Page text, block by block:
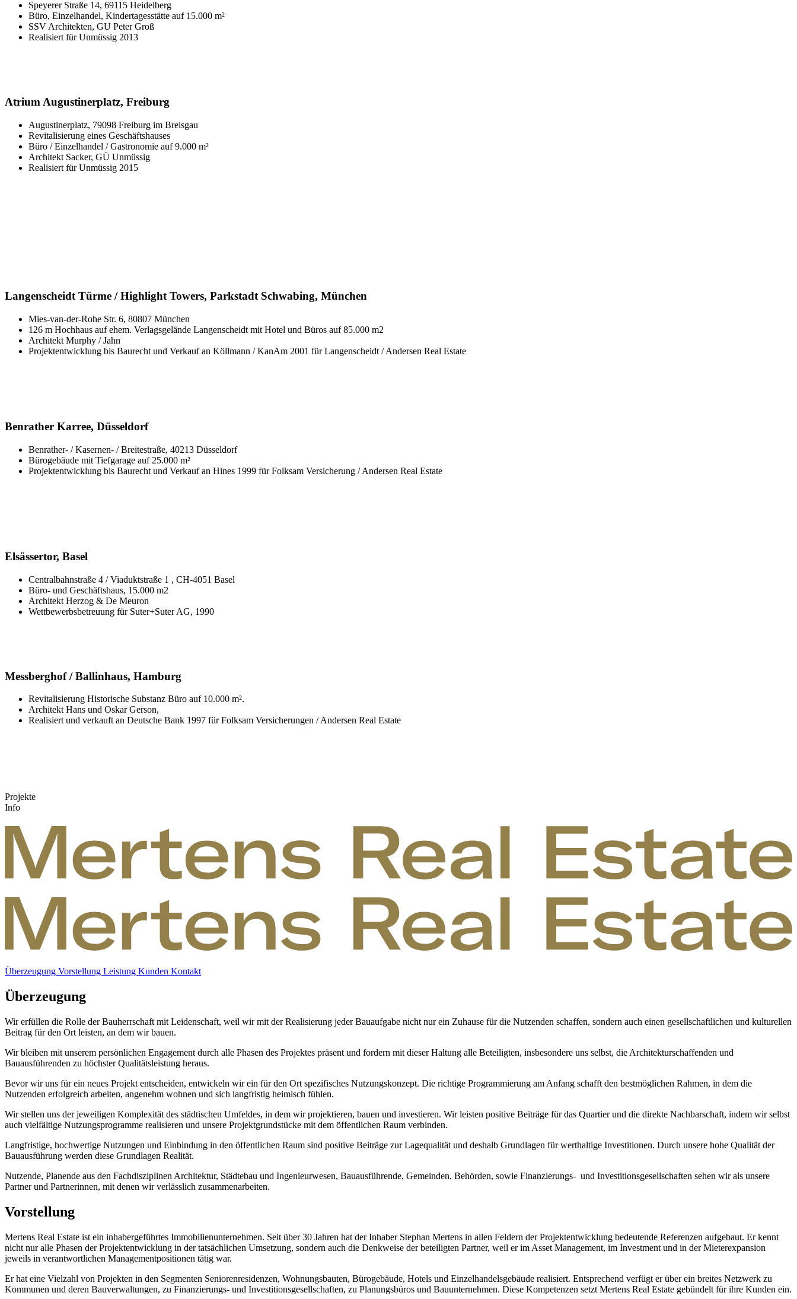
Speyerer Straße 14, 69115 Heidelberg
Büro, Einzelhandel, Kindertagesstätte auf 15.000 m²
SSV Architekten, GU Peter Groß
Realisiert für Unmüssig 2013
Atrium Augustinerplatz, Freiburg
Augustinerplatz, 79098 Freiburg im Breisgau
Revitalisierung eines Geschäftshauses
Büro / Einzelhandel / Gastronomie auf 9.000 m²
Architekt Sacker, GÜ Unmüssig
Realisiert für Unmüssig 2015
Langenscheidt Türme / Highlight Towers, Parkstadt Schwabing, München
Mies-van-der-Rohe Str. 6, 80807 München
126 m Hochhaus auf ehem. Verlagsgelände Langenscheidt mit Hotel und Büros auf 85.000 m2
Architekt Murphy / Jahn
Projektentwicklung bis Baurecht und Verkauf an Köllmann / KanAm 2001 für Langenscheidt / Andersen Real Estate
Benrather Karree, Düsseldorf
Benrather- / Kasernen- / Breitestraße, 40213 Düsseldorf
Bürogebäude mit Tiefgarage auf 25.000 m²
Projektentwicklung bis Baurecht und Verkauf an Hines 1999 für Folksam Versicherung / Andersen Real Estate
Elsässertor, Basel
Centralbahnstraße 4 / Viaduktstraße 1 , CH-4051 Basel
Büro- und Geschäftshaus, 15.000 m2
Architekt Herzog & De Meuron
Wettbewerbsbetreuung für Suter+Suter AG, 1990
Messberghof / Ballinhaus, Hamburg
Revitalisierung Historische Substanz Büro auf 10.000 m².
Architekt Hans und Oskar Gerson,
Realisiert und verkauft an Deutsche Bank 1997 für Folksam Versicherungen / Andersen Real Estate
Projekte
Info
Überzeugung Vorstellung Leistung Kunden Kontakt
Überzeugung
Wir erfüllen die Rolle der Bauherrschaft mit Leidenschaft, weil wir mit der Realisierung jeder Bauaufgabe nicht nur ein Zuhause für die Nutzenden schaffen, sondern auch einen gesellschaftlichen und kulturellen
Beitrag für den Ort leisten, an dem wir bauen.
Wir bleiben mit unserem persönlichen Engagement durch alle Phasen des Projektes präsent und fordern mit dieser Haltung alle Beteiligten, insbesondere uns selbst, die Architekturschaffenden und
Bauausführenden zu höchster Qualitätsleistung heraus.
Bevor wir uns für ein neues Projekt entscheiden, entwickeln wir ein für den Ort spezifisches Nutzungskonzept. Die richtige Programmierung am Anfang schafft den bestmöglichen Rahmen, in dem die
Nutzenden erfolgreich arbeiten, angenehm wohnen und sich langfristig heimisch fühlen.
Wir stellen uns der jeweiligen Komplexität des städtischen Umfeldes, in dem wir projektieren, bauen und investieren. Wir leisten positive Beiträge für das Quartier und die direkte Nachbarschaft, indem wir selbst
auch vielfältige Nutzungsprogramme realisieren und unsere Projektgrundstücke mit dem öffentlichen Raum verbinden.
Langfristige, hochwertige Nutzungen und Einbindung in den öffentlichen Raum sind positive Beiträge zur Lagequalität und deshalb Grundlagen für werthaltige Investitionen. Durch unsere hohe Qualität der
Bauausführung werden diese Grundlagen Realität.
Nutzende, Planende aus den Fachdisziplinen Architektur, Städtebau und Ingenieurwesen, Bauausführende, Gemeinden, Behörden, sowie Finanzierungs- und Investitionsgesellschaften sehen wir als unsere
Partner und Partnerinnen, mit denen wir verlässlich zusammenarbeiten.
Vorstellung
Mertens Real Estate ist ein inhabergeführtes Immobilienunternehmen. Seit über 30 Jahren hat der Inhaber Stephan Mertens in allen Feldern der Projektentwicklung bedeutende Referenzen aufgebaut. Er kennt
nicht nur alle Phasen der Projektentwicklung in der tatsächlichen Umsetzung, sondern auch die Denkweise der beteiligten Partner, weil er im Asset Management, im Investment und in der Mieterexpansion
jeweils in verantwortlichen Managementpositionen tätig war.
Er hat eine Vielzahl von Projekten in den Segmenten Seniorenresidenzen, Wohnungsbauten, Bürogebäude, Hotels und Einzelhandelsgebäude realisiert. Entsprechend verfügt er über ein breites Netzwerk zu
Kommunen und deren Bauverwaltungen, zu Finanzierungs- und Investitionsgesellschaften, zu Planungsbüros und Bauunternehmen. Diese Kompetenzen setzt Mertens Real Estate gebündelt für ihre Kunden ein.